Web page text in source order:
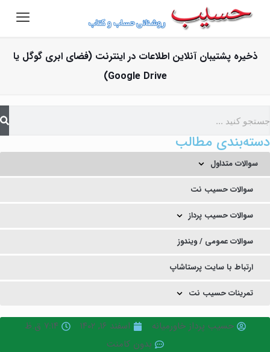
ذخیره پشتیبان آنلاین اطلاعات در اینترنت (فضای ابری گوگل یا
Google Drive)
دسته‌بندی مطالب
سوالات متداول
سوالات حسیب نت
سوالات حسیب پرداز
سوالات عمومی / ویندوز
ارتباط با سایت پرستاشاپ
تمرینات حسیب نت
حسیب پرداز خاورمیانه اسفند ۱۶, ۱۴۰۲
۷:۱۴ ق.ظ
بدون کامنت